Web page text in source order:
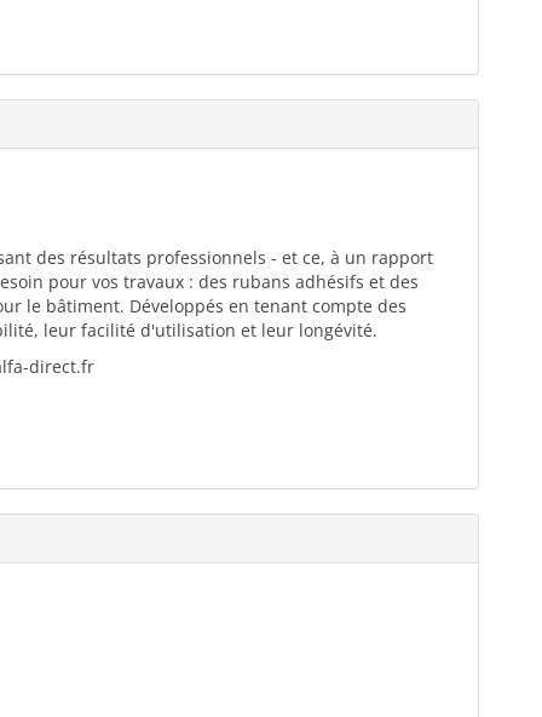
des résultats professionnels - et ce, à un rapport
pour vos travaux : des rubans adhésifs et des
le bâtiment. Développés en tenant compte des
leur facilité d'utilisation et leur longévité.
direct.fr